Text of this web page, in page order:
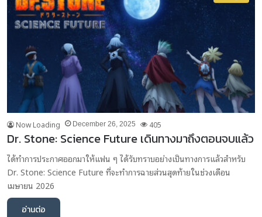
Now Loading December 26, 2025 405
Dr. Stone: Science Future เดินทางมาถึงตอนจบแล้ว
ได้ทำการประกาศออกมาให้แฟน ๆ ได้รับทราบอย่างเป็นทางการแล้วสำหรับ
Dr. Stone: Science Future ที่จะทำการฉายส่วนสุดท้ายในช่วงเดือน
เมษายน 2026
อ่านต่อ